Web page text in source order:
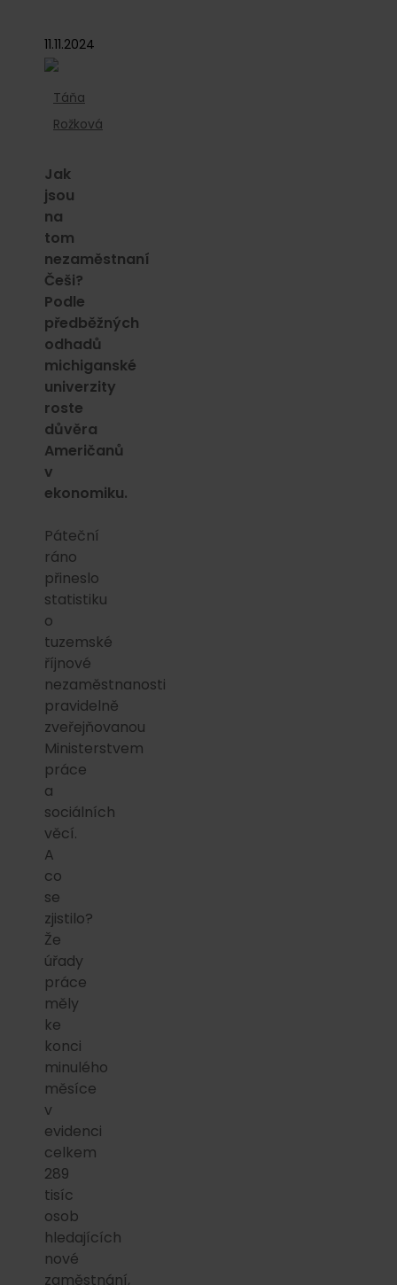
11.11.2024
Táňa
Rožková
Jak
jsou
na
tom
nezaměstnaní
Češi?
Podle
předběžných
odhadů
michiganské
univerzity
roste
důvěra
Američanů
v
ekonomiku.
Páteční
ráno
přineslo
statistiku
o
tuzemské
říjnové
nezaměstnanosti
pravidelně
zveřejňovanou
Ministerstvem
práce
a
sociálních
věcí.
A
co
se
zjistilo?
Že
úřady
práce
měly
ke
konci
minulého
měsíce
v
evidenci
celkem
289
tisíc
osob
hledajících
nové
zaměstnání,